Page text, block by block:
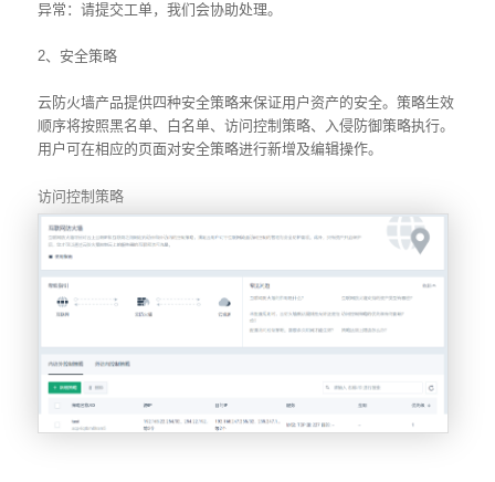
异常：请提交工单，我们会协助处理。
2、安全策略
云防火墙产品提供四种安全策略来保证用户资产的安全。策略生效
顺序将按照黑名单、白名单、访问控制策略、入侵防御策略执行。
用户可在相应的页面对安全策略进行新增及编辑操作。
访问控制策略